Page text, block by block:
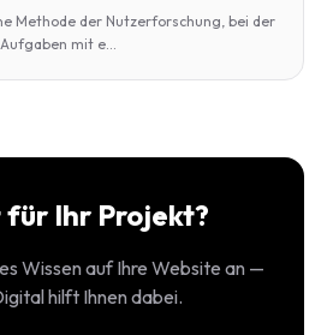
Methode der Nutzerforschung, bei der
mit e
für Ihr Projekt?
Wissen auf Ihre Website an —
hilft Ihnen dabei.